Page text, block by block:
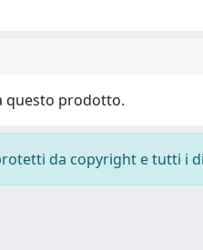
questo prodotto.
da copyright e tutti i